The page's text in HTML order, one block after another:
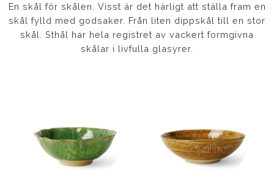
En skål för skålen. Visst är det härligt att ställa fram en
skål fylld med godsaker. Från liten dippskål till en stor
skål. Sthål har hela registret av vackert formgivna
skålar i livfulla glasyrer.